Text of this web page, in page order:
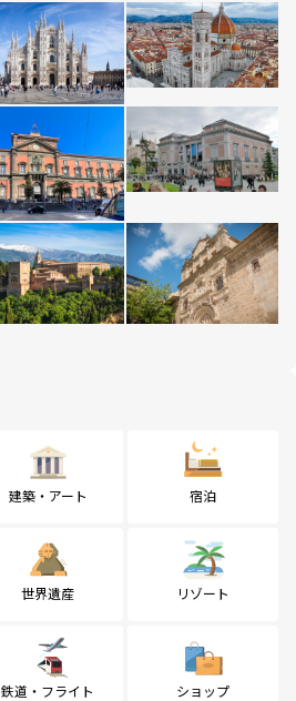
建築・アート 宿泊
世界遺産 リゾート
鉄道・フライト ショップ